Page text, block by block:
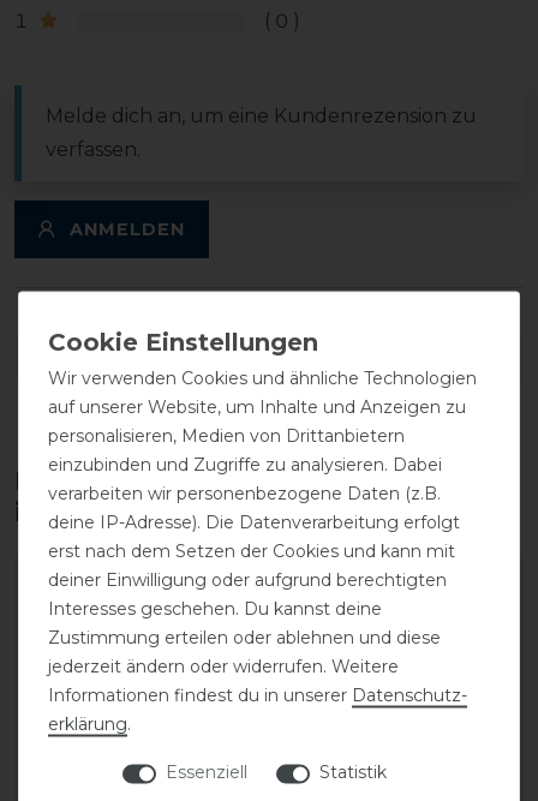
1
0
Melde dich an, um eine Kundenrezension zu
verfassen.
ANMELDEN
DETAILS ZUR PRODUKTSICHERHEIT
Diese Produkte könnten dich auch
interessieren
Wir verwenden Cookies und ähnliche Technologien
auf unserer Website, um Inhalte und Anzeigen zu
personalisieren, Medien von Drittanbietern
einzubinden und Zugriffe zu analysieren. Dabei
verarbeiten wir personenbezogene Daten (z.B.
deine IP-Adresse). Die Datenverarbeitung erfolgt
erst nach dem Setzen der Cookies und kann mit
deiner Einwilligung oder aufgrund berechtigten
Interesses geschehen. Du kannst deine
Zustimmung erteilen oder ablehnen und diese
jederzeit ändern oder widerrufen. Weitere
Informationen findest du in unserer Daten­schutz­
erklärung.
Essenziell
Statistik